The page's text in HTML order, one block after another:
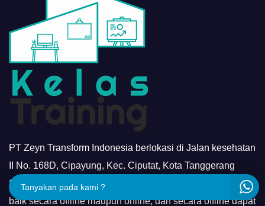
PT Zeyn Transform Indonesia berlokasi di Jalan kesehatan
II No. 168D, Cipayung, Kec. Ciputat, Kota Tanggerang
Selatan, Banten. Kami dapat menyelenggarakan training
baik secara offline maupun online, dan secara offline dapat
Tanyakan pada kami ?